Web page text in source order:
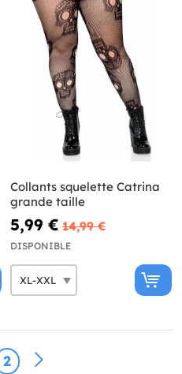
Collants squelette Catrina
grande taille
5,99 € 14,99 €
DISPONIBLE
2